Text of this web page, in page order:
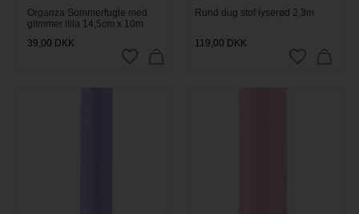
Organza Sommerfugle med
glimmer lilla 14,5cm x 10m
39,00 DKK
Rund dug stof lyserød 2,3m
119,00 DKK